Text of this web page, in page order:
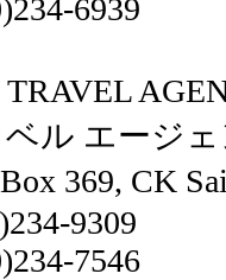
6939
TRAVEL
ル エージ
369, CK
9309
7546